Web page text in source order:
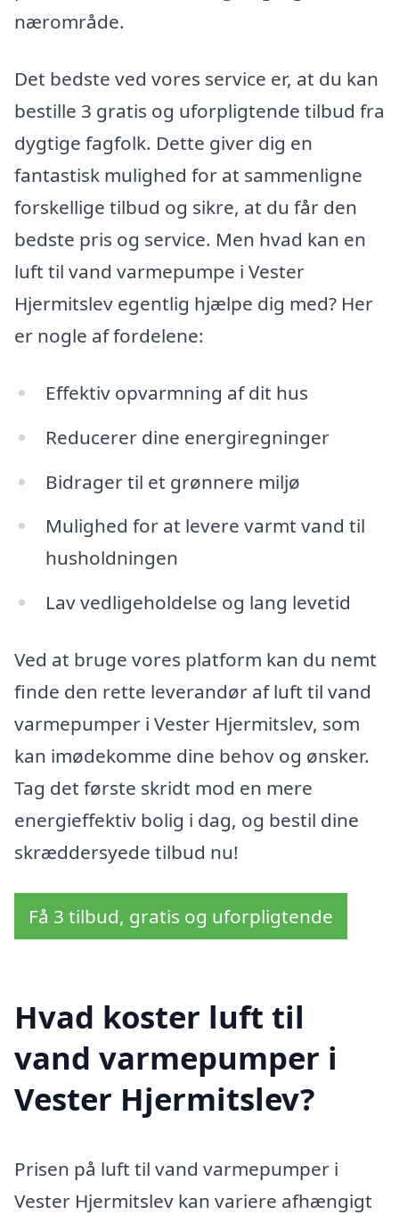
nærområde.
Det bedste ved vores service er, at du kan
bestille 3 gratis og uforpligtende tilbud fra
dygtige fagfolk. Dette giver dig en
fantastisk mulighed for at sammenligne
forskellige tilbud og sikre, at du får den
bedste pris og service. Men hvad kan en
luft til vand varmepumpe i Vester
Hjermitslev egentlig hjælpe dig med? Her
er nogle af fordelene:
Effektiv opvarmning af dit hus
Reducerer dine energiregninger
Bidrager til et grønnere miljø
Mulighed for at levere varmt vand til
husholdningen
Lav vedligeholdelse og lang levetid
Ved at bruge vores platform kan du nemt
finde den rette leverandør af luft til vand
varmepumper i Vester Hjermitslev, som
kan imødekomme dine behov og ønsker.
Tag det første skridt mod en mere
energieffektiv bolig i dag, og bestil dine
skræddersyede tilbud nu!
Få 3 tilbud, gratis og uforpligtende
Hvad koster luft til
vand varmepumper i
Vester Hjermitslev?
Prisen på luft til vand varmepumper i
Vester Hjermitslev kan variere afhængigt